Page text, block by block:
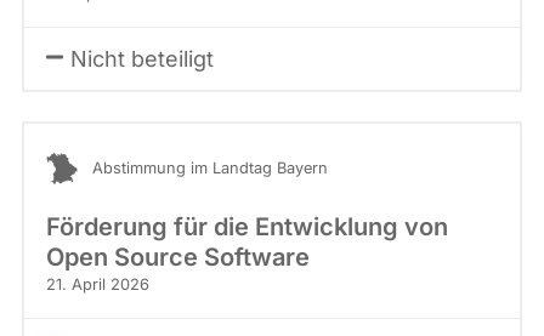
Nicht beteiligt
Abstimmung im Landtag Bayern
Förderung für die Entwicklung von
Open Source Software
21. April 2026